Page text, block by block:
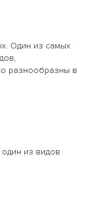
Один из самых
разнообразны в
из видов